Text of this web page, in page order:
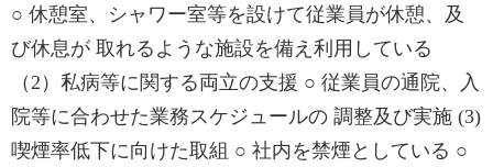
○ 休憩室、シャワー室等を設けて従業員が休憩、及
び休息が 取れるような施設を備え利用している
（2）私病等に関する両立の支援 ○ 従業員の通院、入
院等に合わせた業務スケジュールの 調整及び実施 (3)
喫煙率低下に向けた取組 ○ 社内を禁煙としている ○